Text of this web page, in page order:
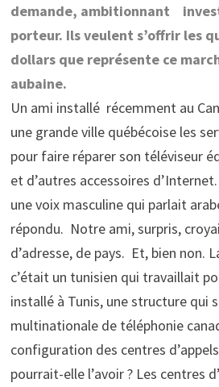
demande, ambitionnant
porteur. Ils veulent s’offrir les
dollars que représente ce
aubaine.
Un ami installé récemment au
une grande ville québécoise les
pour faire réparer son téléviseur
et d’autres accessoires
une voix masculine qui parlait
répondu. Notre ami, surpris,
d’adresse, de pays. Et, bien non.
c’était un tunisien qui travaillait
installé à Tunis, une structure qui
multinationale de téléphonie
configuration des centres
pourrait-elle l’avoir ? Les centres